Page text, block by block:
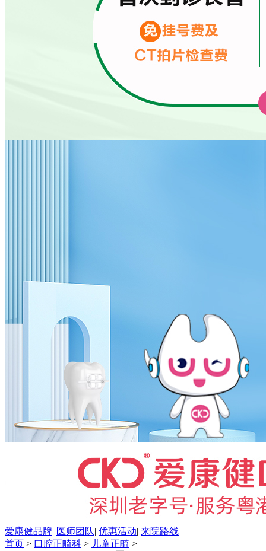
爱康健品牌| 医师团队| 优惠活动| 来院路线
首页 > 口腔正畸科 > 儿童正畸 >